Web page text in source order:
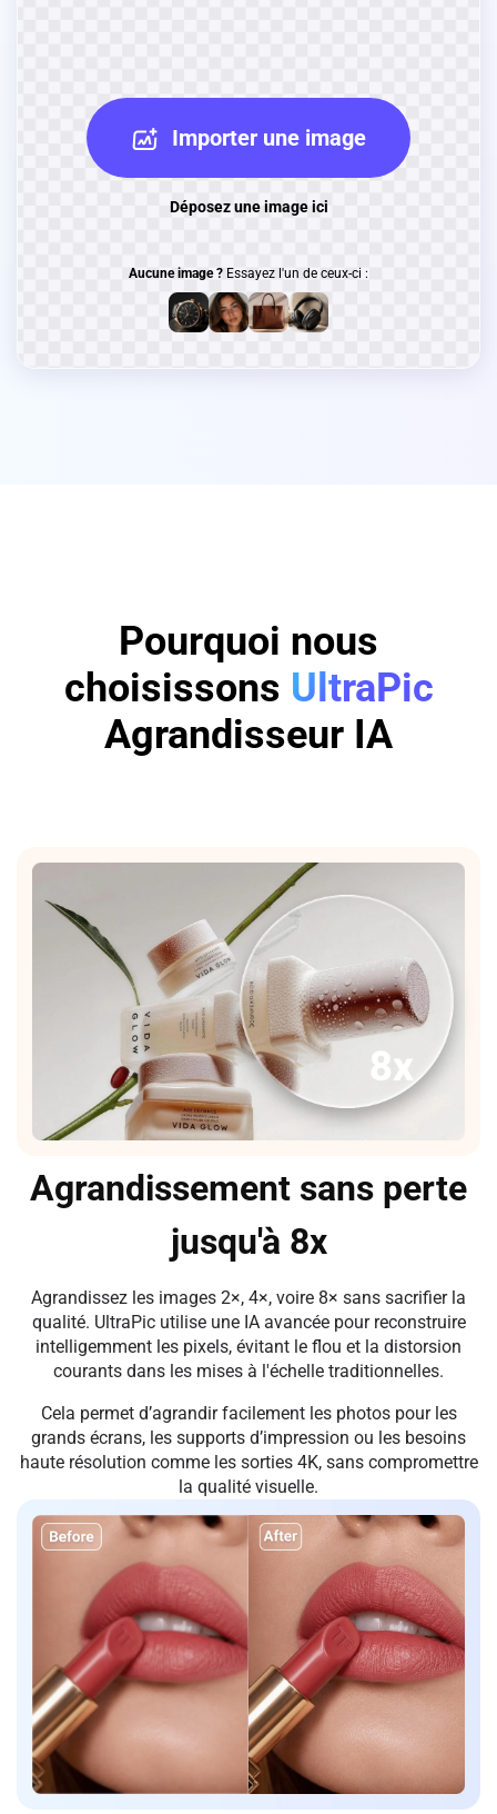
Importer une image
Déposez une image ici
Aucune image ? Essayez l'un de ceux-ci :
Pourquoi nous
choisissons UltraPic
Agrandisseur IA
Agrandissement sans perte
jusqu'à 8x
Agrandissez les images 2×, 4×, voire 8× sans sacrifier la
qualité. UltraPic utilise une IA avancée pour reconstruire
intelligemment les pixels, évitant le flou et la distorsion
courants dans les mises à l'échelle traditionnelles.
Cela permet d’agrandir facilement les photos pour les
grands écrans, les supports d’impression ou les besoins
haute résolution comme les sorties 4K, sans compromettre
la qualité visuelle.